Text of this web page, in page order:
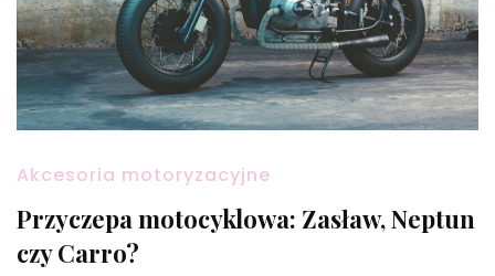
Akcesoria motoryzacyjne
Przyczepa motocyklowa: Zasław, Neptun
czy Carro?